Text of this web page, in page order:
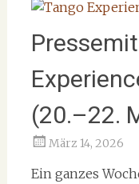
(20.–22.
März 14, 2026
Ein ganzes